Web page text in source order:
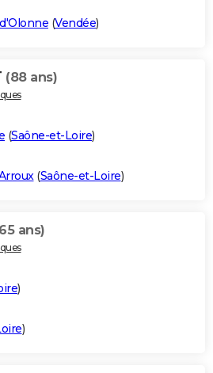
(Vendée)
(88 ans)
(Saône-et-Loire)
(Saône-et-Loire)
ans)
)
)